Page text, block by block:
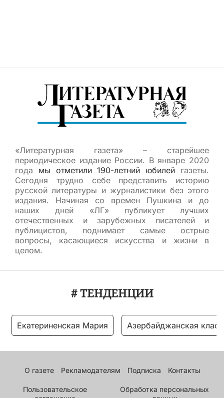
«Литературная газета» – старейшее
периодическое издание России. В январе 2020
года мы отметили 190-летний юбилей газеты.
Сегодня трудно себе представить историю
русской литературы и журналистики без этого
издания. Начиная со времен Пушкина и до
наших дней «ЛГ» публикует лучших
отечественных и зарубежных писателей и
публицистов, поднимает самые острые
вопросы, касающиеся искусства и жизни в
целом.
# ТЕНДЕНЦИИ
Екатериненская Мария Азербайджанская
О газете Рекламодателям Подписка Контакты
Пользовательское
Обработка персональных